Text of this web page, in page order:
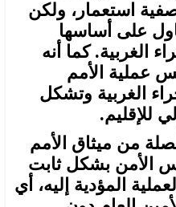
استعمار، ولكن
على أساسها
الغربية. كما أنه
عملية الأمم
الغربية وتشكل
للإقليم.
من ميثاق الأمم
الأمن بشكل ثابت
المؤدية إليه، أي